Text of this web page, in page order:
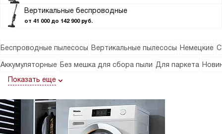
Вертикальные беспроводные
от 41 000 до 142 900 руб.
Беспроводные пылесосы Вертикальные пылесосы Немецкие С
Аккумуляторные Без мешка для сбора пыли Для паркета
Показать еще